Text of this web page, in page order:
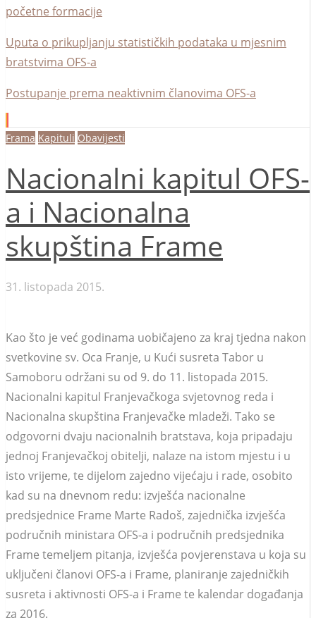
početne formacije
Uputa o prikupljanju statističkih podataka u mjesnim
bratstvima OFS-a
Postupanje prema neaktivnim članovima OFS-a
Frama Kapituli Obavijesti
Nacionalni kapitul OFS-
a i Nacionalna
skupština Frame
31. listopada 2015.
Kao što je već godinama uobičajeno za kraj tjedna nakon
svetkovine sv. Oca Franje, u Kući susreta Tabor u
Samoboru održani su od 9. do 11. listopada 2015.
Nacionalni kapitul Franjevačkoga svjetovnog reda i
Nacionalna skupština Franjevačke mladeži. Tako se
odgovorni dvaju nacionalnih bratstava, koja pripadaju
jednoj Franjevačkoj obitelji, nalaze na istom mjestu i u
isto vrijeme, te dijelom zajedno vijećaju i rade, osobito
kad su na dnevnom redu: izvješća nacionalne
predsjednice Frame Marte Radoš, zajednička izvješća
područnih ministara OFS-a i područnih predsjednika
Frame temeljem pitanja, izvješća povjerenstava u koja su
uključeni članovi OFS-a i Frame, planiranje zajedničkih
susreta i aktivnosti OFS-a i Frame te kalendar događanja
za 2016.